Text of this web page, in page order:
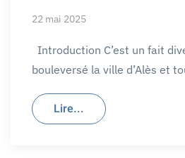
22 mai 2025
Introduction C’est un fait
bouleversé la ville d’Alès et
Lire...